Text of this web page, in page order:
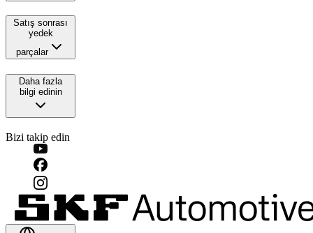
Satış sonrası
yedek
parçalar
Daha fazla
bilgi edinin
Bizi takip edin